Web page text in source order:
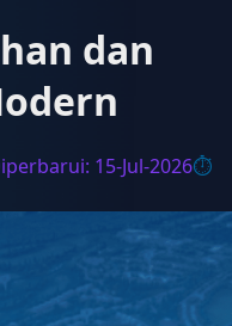
dan
15-Jul-2026⏱